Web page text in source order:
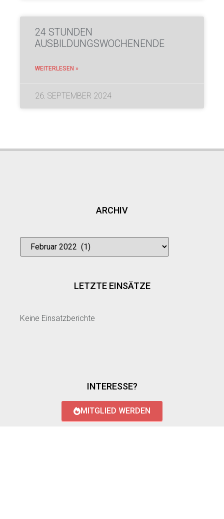
24 STUNDEN
AUSBILDUNGSWOCHENENDE
WEITERLESEN »
26. SEPTEMBER 2024
ARCHIV
LETZTE EINSÄTZE
Keine Einsatzberichte
INTERESSE?
MITGLIED WERDEN